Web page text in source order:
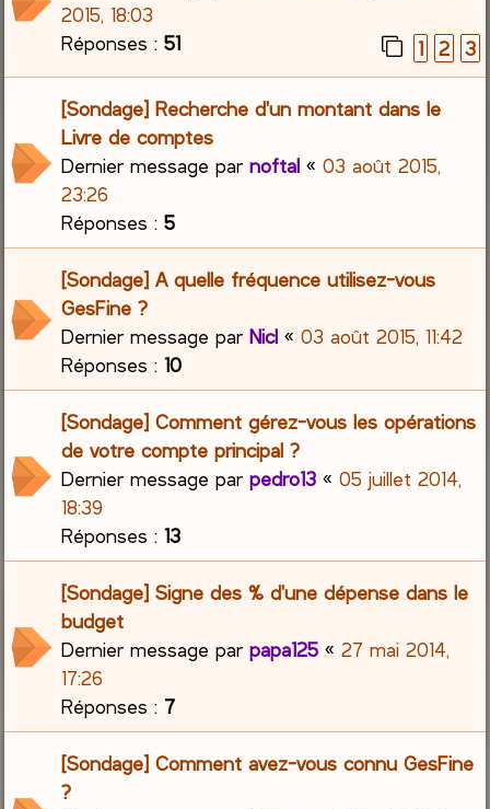
2015, 18:03
Réponses :51 1 2 3
[Sondage] Recherche d'un montant dans le
Livre de comptes
Dernier message parnoftal «03 août 2015,
23:26
Réponses :5
[Sondage] A quelle fréquence utilisez-vous
GesFine ?
Dernier message parNicl «03 août 2015, 11:42
Réponses :10
[Sondage] Comment gérez-vous les opérations
de votre compte principal ?
Dernier message parpedro13 «05 juillet 2014,
18:39
Réponses :13
[Sondage] Signe des % d'une dépense dans le
budget
Dernier message parpapa125 «27 mai 2014,
17:26
Réponses : 7
[Sondage] Comment avez-vous connu GesFine
?